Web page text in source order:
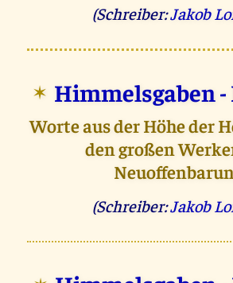
(Schreiber:Jakob
✶ Himmelsgaben -
Worte aus der Höhe der
den großen
(Schreiber:Jakob